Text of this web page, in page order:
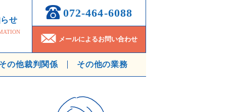
の他裁判関係 その他の業務
せ
072-464-6088
メールによるお問い合わせ